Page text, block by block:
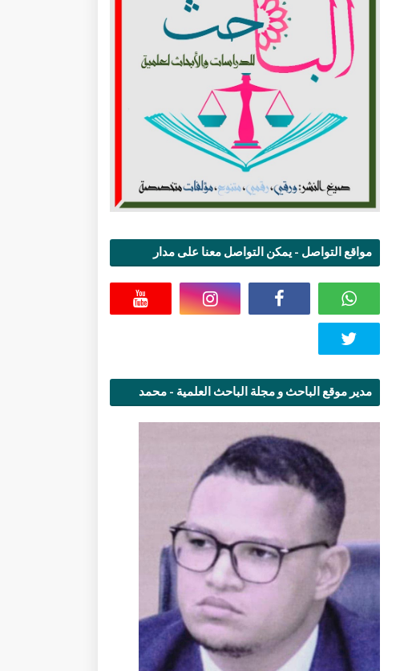
مواقع التواصل - يمكن التواصل معنا على مدار
مدير موقع الباحث و مجلة الباحث العلمية - محمد